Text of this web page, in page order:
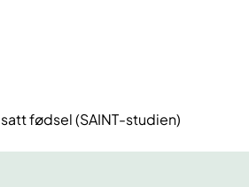
fødsel (SAINT-studien)